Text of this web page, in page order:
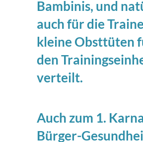
Bambinis, und
auch für die
kleine Obsttüten
den
verteilt.
Auch zum 1.
Bürger-